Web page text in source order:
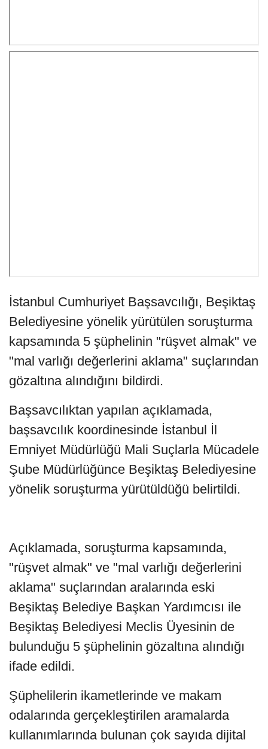
İstanbul Cumhuriyet Başsavcılığı, Beşiktaş
Belediyesine yönelik yürütülen soruşturma
kapsamında 5 şüphelinin "rüşvet almak" ve
"mal varlığı değerlerini aklama" suçlarından
gözaltına alındığını bildirdi.
Başsavcılıktan yapılan açıklamada,
başsavcılık koordinesinde İstanbul İl
Emniyet Müdürlüğü Mali Suçlarla Mücadele
Şube Müdürlüğünce Beşiktaş Belediyesine
yönelik soruşturma yürütüldüğü belirtildi.
Açıklamada, soruşturma kapsamında,
"rüşvet almak" ve "mal varlığı değerlerini
aklama" suçlarından aralarında eski
Beşiktaş Belediye Başkan Yardımcısı ile
Beşiktaş Belediyesi Meclis Üyesinin de
bulunduğu 5 şüphelinin gözaltına alındığı
ifade edildi.
Şüphelilerin ikametlerinde ve makam
odalarında gerçekleştirilen aramalarda
kullanımlarında bulunan çok sayıda dijital